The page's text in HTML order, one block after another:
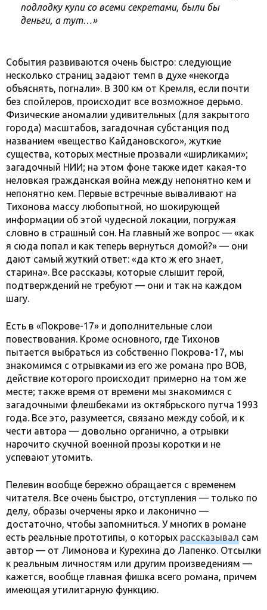
подлодку купи со всеми секретами, были бы
деньги, а тут…»
События развиваются очень быстро: следующие
несколько страниц задают темп в духе «некогда
объяснять, погнали». В 300 км от Кремля, если почти
без спойлеров, происходит все возможное дерьмо.
Физические аномалии удивительных (для закрытого
города) масштабов, загадочная субстанция под
названием «вещество Кайдановского», жуткие
существа, которых местные прозвали «ширликами»;
загадочный НИИ; на этом фоне также идет какая-то
неловкая гражданская война между непонятно кем и
непонятно кем. Первые встречные вываливают на
Тихонова массу любопытной, но шокирующей
информации об этой чудесной локации, погружая
словно в страшный сон. На главный же вопрос — «как
я сюда попал и как теперь вернуться домой?» — они
дают самый жуткий ответ: «да кто ж его знает,
старина». Все рассказы, которые слышит герой,
подтверждений не требуют — они и так на каждом
шагу.
Есть в «Покрове-17» и дополнительные слои
повествования. Кроме основного, где Тихонов
пытается выбраться из собственно Покрова-17, мы
знакомимся с отрывками из его же романа про ВОВ,
действие которого происходит примерно на том же
месте; также время от времени мы знакомимся с
загадочными флешбеками из октябрьского путча 1993
года. Все это, разумеется, связано между собой, и к
чести автора — довольно органично, а отрывки
нарочито скучной военной прозы коротки и не
успевают утомить.
Пелевин вообще бережно обращается с временем
читателя. Все очень быстро, отступления — только по
делу, образы очерчены ярко и лаконично —
достаточно, чтобы запомниться. У многих в романе
есть реальные прототипы, о которых рассказывал сам
автор — от Лимонова и Курехина до Лапенко. Отсылки
к реальным личностям или другим произведениям —
кажется, вообще главная фишка всего романа, причем
имеющая утилитарную функцию.